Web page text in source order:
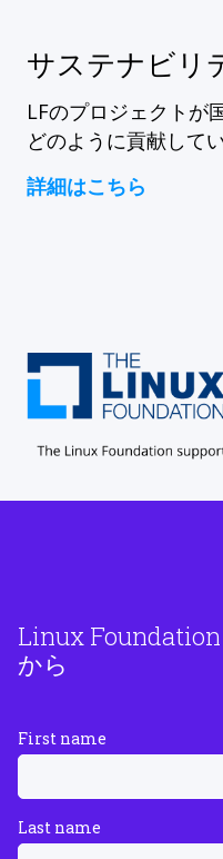
サステナビリ
LFのプロジェクトが
どのように貢献して
詳細はこちら
Linux
から
First name
Last name